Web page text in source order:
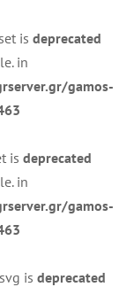
is deprecated
in
gamos-
is deprecated
in
gamos-
is deprecated